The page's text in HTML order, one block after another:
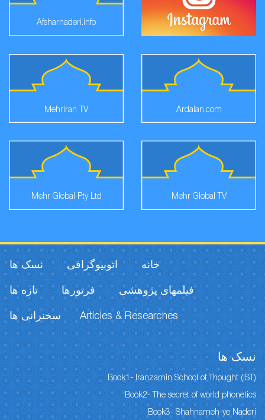
Afsharnaderi.info
Ardalan.com
Mehriran TV
Mehr Global TV
Mehr Global Pty Ltd
خانه اتوبیوگرافی نسک ها
فیلمهای پژوهشی فرتورها تازه ها
Articles & Researches سخنرانی ها
نسک ها
Book1- Iranzamin School of Thought (IST)
Book2- The secret of world phonetics
Book3- Shahnameh-ye Naderi